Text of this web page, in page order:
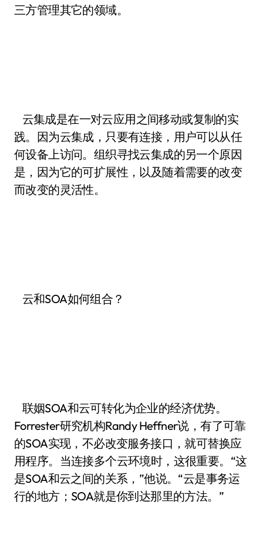
三方管理其它的领域。
云集成是在一对云应用之间移动或复制的实
践。因为云集成，只要有连接，用户可以从任
何设备上访问。组织寻找云集成的另一个原因
是，因为它的可扩展性，以及随着需要的改变
而改变的灵活性。
云和SOA如何组合？
联姻SOA和云可转化为企业的经济优势。
Forrester研究机构Randy Heffner说，有了可靠
的SOA实现，不必改变服务接口，就可替换应
用程序。当连接多个云环境时，这很重要。“这
是SOA和云之间的关系，”他说。“云是事务运
行的地方；SOA就是你到达那里的方法。”